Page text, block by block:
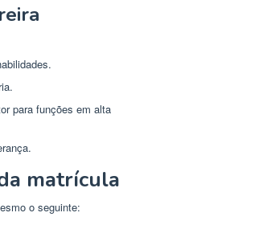
para funções em alta
matrícula
o seguinte: